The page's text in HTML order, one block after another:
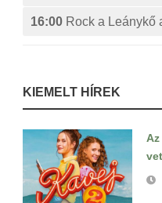
16:00 Rock a Leánykő
KIEMELT HÍREK